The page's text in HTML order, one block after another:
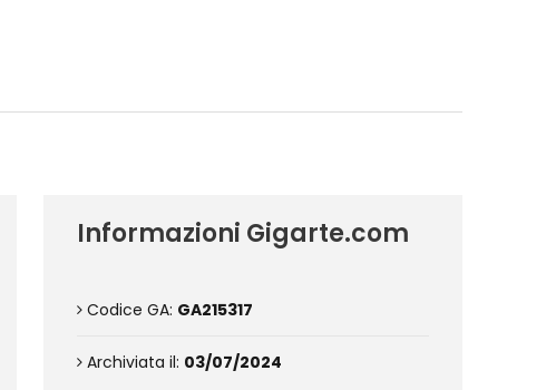
Informazioni Gigarte.com
Codice GA: GA215317
Archiviata il: 03/07/2024